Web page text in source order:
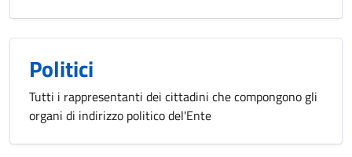
Politici
Tutti i rappresentanti dei cittadini che compongono gli
organi di indirizzo politico del'Ente